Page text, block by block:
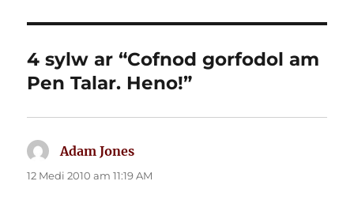
4 sylw ar “Cofnod gorfodol am
Pen Talar. Heno!”
Adam Jones
dweud:
12 Medi 2010 am 11:19 AM